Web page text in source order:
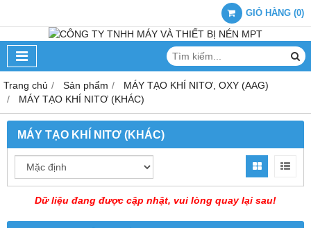
GIỎ HÀNG (0)
Trang chủ Sản phẩm
MÁY TẠO KHÍ NITƠ, OXY (AAG)
MÁY TẠO KHÍ NITƠ (KHÁC)
MÁY TẠO KHÍ NITƠ (KHÁC)
Dữ liệu đang được cập nhật, vui lòng quay lại sau!